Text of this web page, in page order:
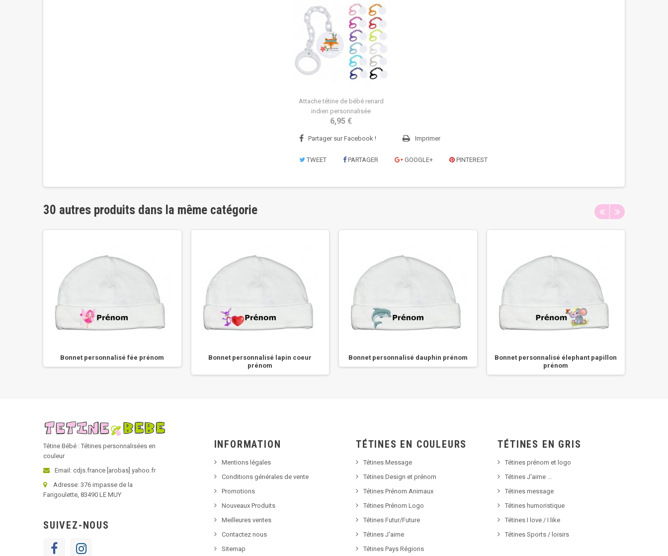
Attache tétine de bébé renard
indien personnalisée
6,95 €
Partager sur Facebook ! Imprimer
TWEET PARTAGER GOOGLE+ PINTEREST
30 autres produits dans la même catégorie
Bonnet personnalisé fée prénom
Bonnet personnalisé lapin coeur
prénom
Bonnet personnalisé dauphin prénom
Bonnet personnalisé élephant papillon
prénom
Tétine Bébé : Tétines personnalisées en
couleur
Email: cdjs.france [arobas] yahoo.fr
Adresse: 376 impasse de la
Farigoulette, 83490 LE MUY
SUIVEZ-NOUS
INFORMATION
Mentions légales
Conditions générales de vente
Promotions
Nouveaux Produits
Meilleures ventes
Contactez nous
Sitemap
TÉTINES EN COULEURS
Tétines Message
Tétines Design et prénom
Tétines Prénom Animaux
Tétines Prénom Logo
Tétines Futur/Future
Tétines J'aime
Tétines Pays Régions
TÉTINES EN GRIS
Tétines prénom et logo
Tétines J'aime ...
Tétines message
Tétines humoristique
Tétines I love / I like
Tétines Sports / loisirs